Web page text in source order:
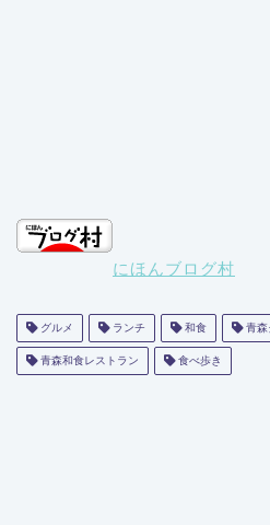
にほんブログ村
グルメ ランチ 和食 青森
青森和食レストラン 食べ歩き